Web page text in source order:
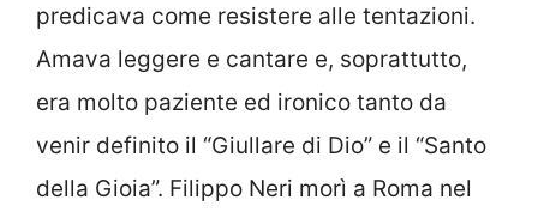
predicava come resistere alle tentazioni.
Amava leggere e cantare e, soprattutto,
era molto paziente ed ironico tanto da
venir definito il “Giullare di Dio” e il “Santo
della Gioia”. Filippo Neri morì a Roma nel